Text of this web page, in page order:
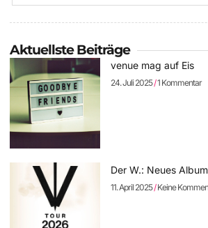
Aktuellste Beiträge
venue mag auf Eis
24. Juli 2025 1 Kommentar
Der W.: Neues
11. April 2025 Keine